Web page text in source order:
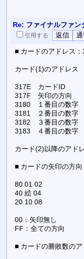
Re: ファイナルファン
引用する
■ カードのアドレス
カード(1)のアドレス
317E カードID
317F 矢印の方向
3180 １番目の数字
3181 ２番目の数字
3182 ３番目の数字
3183 ４番目の数字
カード(2)以降のアド
■ カードの矢印の方向
80 01 02
40 絵 04
20 10 08
00：矢印無し
FF：全ての方向
■ カードの勝敗数のア